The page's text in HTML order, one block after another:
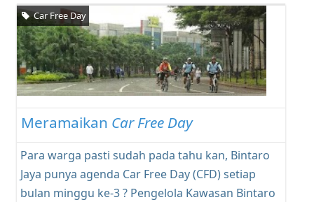
Meramaikan Car Free Day
Car Free Day
Para warga pasti sudah pada tahu kan, Bintaro
Jaya punya agenda Car Free Day (CFD) setiap
bulan minggu ke-3 ? Pengelola Kawasan Bintaro